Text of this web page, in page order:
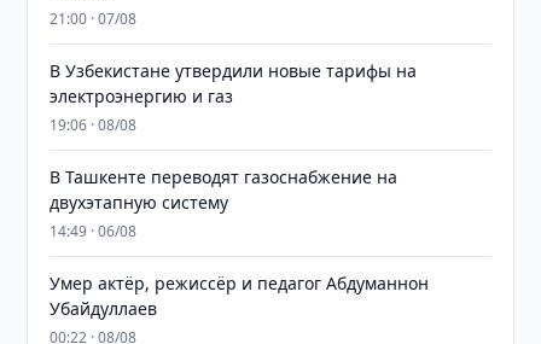
21:00 · 07/08
В Узбекистане утвердили новые тарифы на
электроэнергию и газ
19:06 · 08/08
В Ташкенте переводят газоснабжение на
двухэтапную систему
14:49 · 06/08
Умер актёр, режиссёр и педагог Абдуманнон
Убайдуллаев
00:22 · 08/08